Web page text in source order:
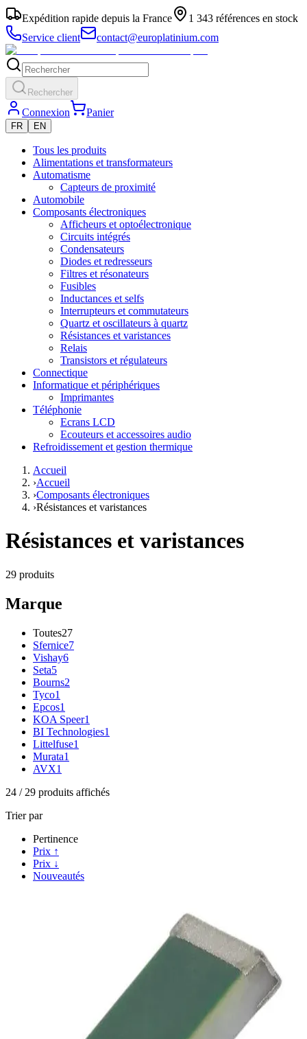
Expédition rapide depuis la France
1 343 références en stock
Service client
contact@europlatinium.com
Rechercher
Connexion Panier
FR EN
Tous les produits
Alimentations et transformateurs
Automatisme
Capteurs de proximité
Automobile
Composants électroniques
Afficheurs et optoélectronique
Circuits intégrés
Condensateurs
Diodes et redresseurs
Filtres et résonateurs
Fusibles
Inductances et selfs
Interrupteurs et commutateurs
Quartz et oscillateurs à quartz
Résistances et varistances
Relais
Transistors et régulateurs
Connectique
Informatique et périphériques
Imprimantes
Téléphonie
Ecrans LCD
Ecouteurs et accessoires audio
Refroidissement et gestion thermique
Accueil
›Accueil
›Composants électroniques
›Résistances et varistances
Résistances et varistances
29 produits
Marque
Toutes27
Sfernice7
Vishay6
Seta5
Bourns2
Tyco1
Epcos1
KOA Speer1
BI Technologies1
Littelfuse1
Murata1
AVX1
24 / 29 produits affichés
Trier par
Pertinence
Prix ↑
Prix ↓
Nouveautés